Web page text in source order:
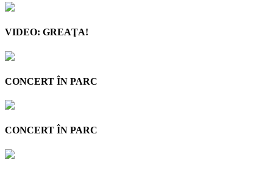
VIDEO: GREAŢA!
CONCERT ÎN PARC
CONCERT ÎN PARC